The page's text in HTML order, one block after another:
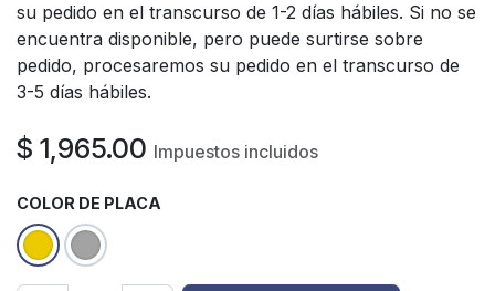
su pedido en el transcurso de 1-2 días hábiles. Si no se
encuentra disponible, pero puede surtirse sobre
pedido, procesaremos su pedido en el transcurso de
3-5 días hábiles.
$ 1,965.00 Impuestos incluidos
COLOR DE PLACA